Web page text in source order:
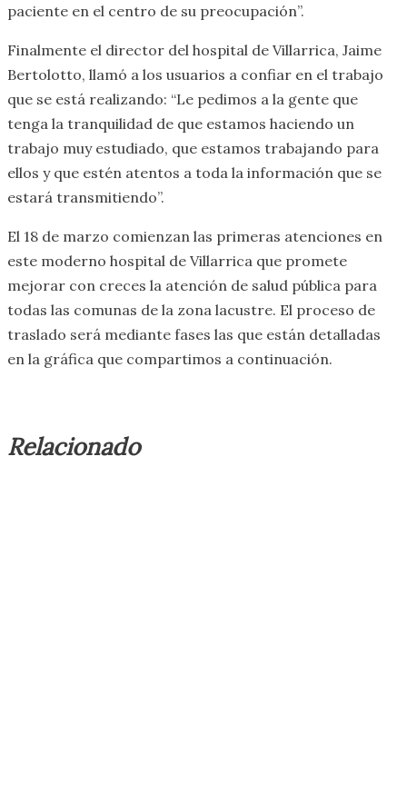
paciente en el centro de su preocupación”.
Finalmente el director del hospital de Villarrica, Jaime
Bertolotto, llamó a los usuarios a confiar en el trabajo
que se está realizando: “Le pedimos a la gente que
tenga la tranquilidad de que estamos haciendo un
trabajo muy estudiado, que estamos trabajando para
ellos y que estén atentos a toda la información que se
estará transmitiendo”.
El 18 de marzo comienzan las primeras atenciones en
este moderno hospital de Villarrica que promete
mejorar con creces la atención de salud pública para
todas las comunas de la zona lacustre. El proceso de
traslado será mediante fases las que están detalladas
en la gráfica que compartimos a continuación.
Relacionado